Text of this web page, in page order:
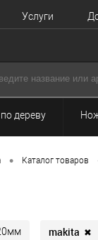
Услуги
дереву
• Каталог товаров
makita ✖